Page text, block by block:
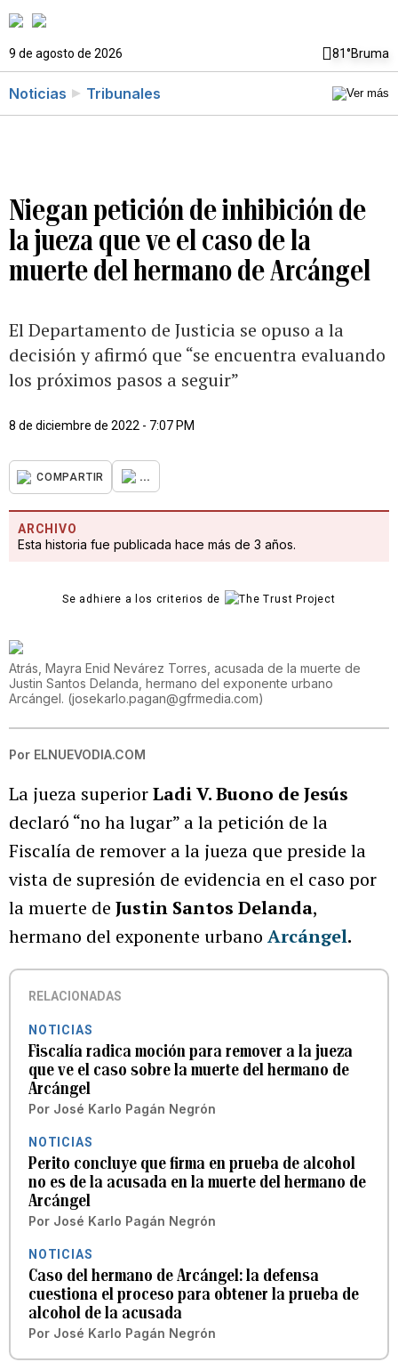
9 de agosto de 2026 81°Bruma
Noticias Tribunales
Niegan petición de inhibición de
la jueza que ve el caso de la
muerte del hermano de Arcángel
El Departamento de Justicia se opuso a la
decisión y afirmó que “se encuentra evaluando
los próximos pasos a seguir”
8 de diciembre de 2022 - 7:07 PM
COMPARTIR ...
ARCHIVO
Esta historia fue publicada hace más de 3 años.
Se adhiere a los criterios de
Atrás, Mayra Enid Nevárez Torres, acusada de la muerte de
Justin Santos Delanda, hermano del exponente urbano
Arcángel. (josekarlo.pagan@gfrmedia.com)
Por ELNUEVODIA.COM
La jueza superiorLadi V. Buono de Jesús
declaró “no ha lugar” a la petición de la
Fiscalía de remover a la jueza que preside la
vista de supresión de evidencia en el caso por
la muerte de Justin Santos Delanda,
hermano del exponente urbano Arcángel.
RELACIONADAS
NOTICIAS
Fiscalía radica moción para remover a la jueza
que ve el caso sobre la muerte del hermano de
Arcángel
Por José Karlo Pagán Negrón
NOTICIAS
Perito concluye que firma en prueba de alcohol
no es de la acusada en la muerte del hermano de
Arcángel
Por José Karlo Pagán Negrón
NOTICIAS
Caso del hermano de Arcángel: la defensa
cuestiona el proceso para obtener la prueba de
alcohol de la acusada
Por José Karlo Pagán Negrón